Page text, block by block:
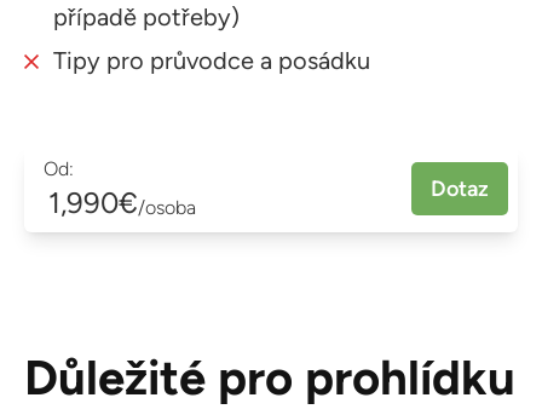
případě potřeby)
Tipy pro průvodce a posádku
Od:
1,990€/osoba
Dotaz
Důležité pro prohlídku